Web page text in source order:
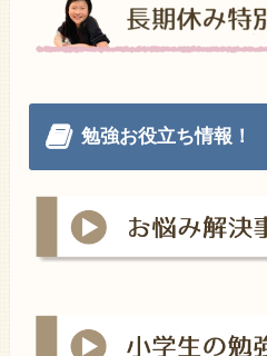
勉強お役立ち情報！